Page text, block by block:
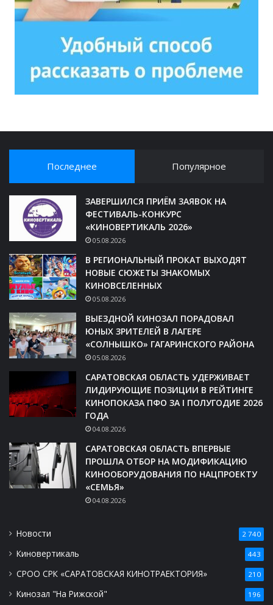
Последнее Популярное
ЗАВЕРШИЛСЯ ПРИЁМ ЗАЯВОК НА
ФЕСТИВАЛЬ-КОНКУРС
«КИНОВЕРТИКАЛЬ 2026»
05.08.2026
В РЕГИОНАЛЬНЫЙ ПРОКАТ ВЫХОДЯТ
НОВЫЕ СЮЖЕТЫ ЗНАКОМЫХ
КИНОВСЕЛЕННЫХ
05.08.2026
ВЫЕЗДНОЙ КИНОЗАЛ ПОРАДОВАЛ
ЮНЫХ ЗРИТЕЛЕЙ В ЛАГЕРЕ
«СОЛНЫШКО» ГАГАРИНСКОГО РАЙОНА
05.08.2026
САРАТОВСКАЯ ОБЛАСТЬ УДЕРЖИВАЕТ
ЛИДИРУЮЩИЕ ПОЗИЦИИ В РЕЙТИНГЕ
КИНОПОКАЗА ПФО ЗА I ПОЛУГОДИЕ 2026
ГОДА
04.08.2026
САРАТОВСКАЯ ОБЛАСТЬ ВПЕРВЫЕ
ПРОШЛА ОТБОР НА МОДИФИКАЦИЮ
КИНООБОРУДОВАНИЯ ПО НАЦПРОЕКТУ
«СЕМЬЯ»
04.08.2026
Новости 2 740
Киновертикаль 443
СРОО СРК «САРАТОВСКАЯ КИНОТРАЕКТОРИЯ» 210
Кинозал "На Рижской" 196